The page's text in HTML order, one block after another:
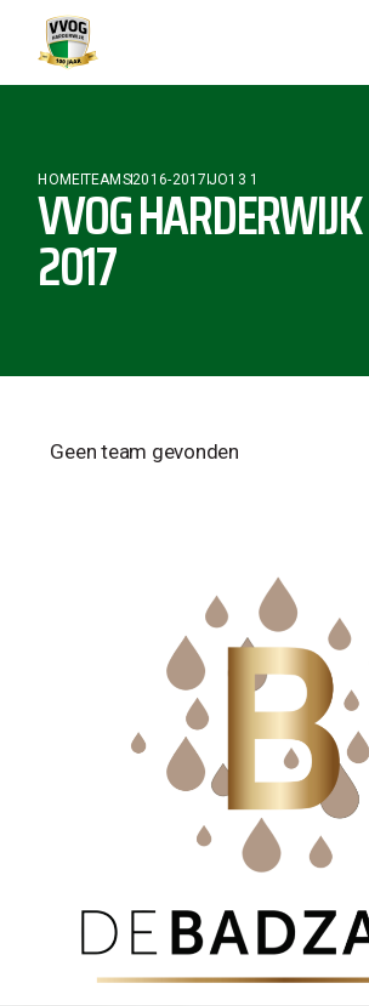
HOMETEAMS2016-2017 JO13 1
VVOG
2017
Geen team gevonden